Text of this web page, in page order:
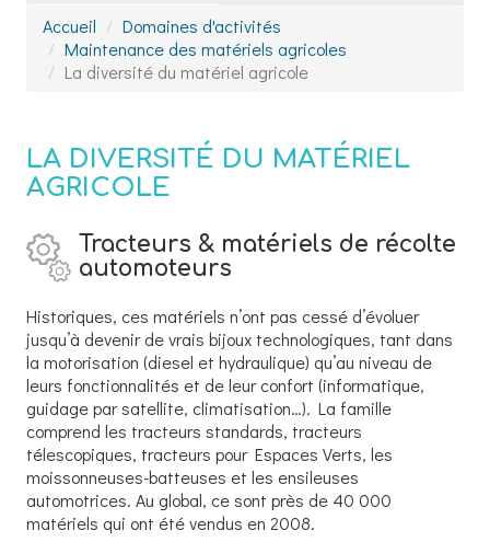
Accueil
Domaines d'activités
Maintenance des matériels agricoles
La diversité du matériel agricole
LA DIVERSITÉ DU MATÉRIEL
AGRICOLE
Tracteurs & matériels de récolte
automoteurs
Historiques, ces matériels n’ont pas cessé d’évoluer
jusqu’à devenir de vrais bijoux technologiques, tant dans
la motorisation (diesel et hydraulique) qu’au niveau de
leurs fonctionnalités et de leur confort (informatique,
guidage par satellite, climatisation…). La famille
comprend les tracteurs standards, tracteurs
télescopiques, tracteurs pour Espaces Verts, les
moissonneuses-batteuses et les ensileuses
automotrices. Au global, ce sont près de 40 000
matériels qui ont été vendus en 2008.